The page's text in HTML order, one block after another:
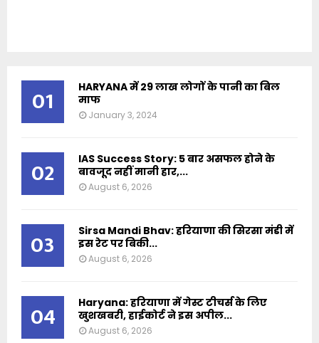
01
HARYANA में 29 लाख लोगों के पानी का बिल
माफ
January 3, 2024
02
IAS Success Story: 5 बार असफल होने के
बावजूद नहीं मानी हार,...
August 6, 2026
03
Sirsa Mandi Bhav: हरियाणा की सिरसा मंडी में
इस रेट पर बिकी...
August 6, 2026
04
Haryana: हरियाणा में गेस्ट टीचर्स के लिए
खुशखबरी, हाईकोर्ट ने इस अपील...
August 6, 2026